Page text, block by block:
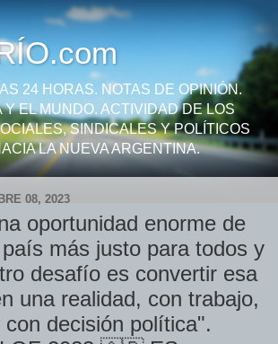
24 HORAS. NOTAS DE OPINIÓN.
Y EL MUNDO. ACTIVIDAD DE LOS
SINDICALES Y POLÍTICOS
LA NUEVA ARGENTINA.
08, 2023
oportunidad enorme de
más justo para todos y
desafío es convertir esa
una realidad, con trabajo,
decisión política".